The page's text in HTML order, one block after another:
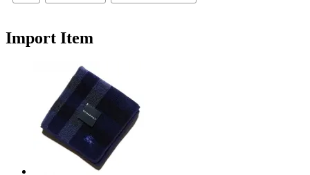
Import Item